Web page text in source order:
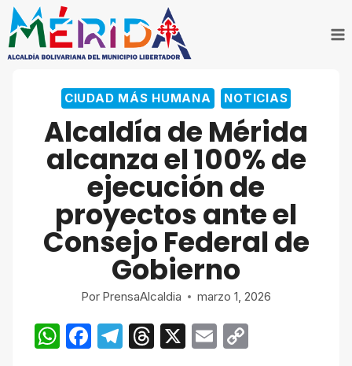
Saltar
contenido
CIUDAD MÁS HUMANA NOTICIAS
Alcaldía de Mérida
alcanza el 100% de
ejecución de
proyectos ante el
Consejo Federal de
Gobierno
Por PrensaAlcaldia marzo 1, 2026
W F
T
T
X
E